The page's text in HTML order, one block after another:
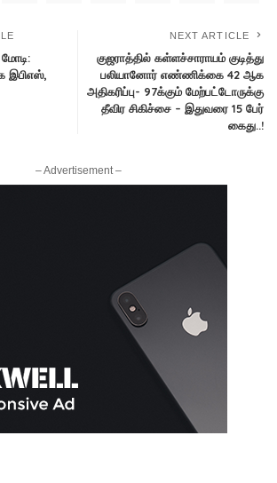
இபிஎஸ்,
NEXT ARTICLE
குஜராத்தில் கள்ளச்சாராயம் குடித்து
பலியானோர் எண்ணிக்கை 42 ஆக
அதிகரிப்பு- 97க்கும் மேற்பட்டோருக்கு
தீவிர சிகிச்சை – இதுவரை 15 பேர்
கைது..!
– Advertisement –